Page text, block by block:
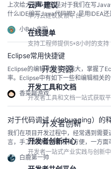
云声·建议
华为云建议反馈平台
在线提单
支持工程师提供5*8小时的支持
开发资源
开发工具和文档
开发者工具和文档一站式获取
开发者创新
开发者创新中心
开发者一站式产业实践与创新
上次给大家带来的是对于我们在写
什么IDE编写Java代码呢？是用IDEA
于Java环境配置：Windows10下
DEA下载及新建第一个Java项目（
小Bob来啦
Eclipse常用快捷键
Eclipse的编辑功能非常强大，掌握了
率。Eclipse中有如下一些和编辑相关
编辑的好帮手，能为用户提供内容的
愁，当记不全类、方法和属性的名字
处吧。2. 【Ctrl+O】显示类中方法和
香菜聊游戏
对于代码调试（debugging）的
我们在项目开发过程中，经常遇到需
言，手工跟踪最为有效和方便，一方
梳理，另一方面还可以找到产生问题
跟踪的方式极大地浪费了时间，所以需
白鹿第一帅